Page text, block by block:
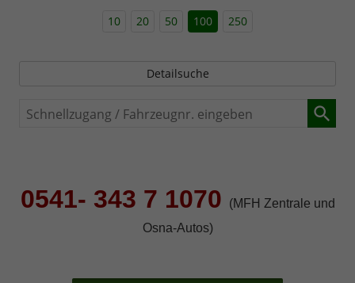
10 20 50 100 250
Detailsuche
Schnellzugang
0541- 343 7 1070
(MFH Zentrale und
Osna-Autos)